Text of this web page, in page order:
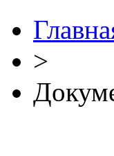
>